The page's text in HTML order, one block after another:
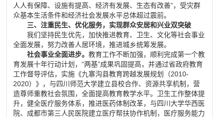
人人有保障、设施有提高、经济有发展、生态有改善”，受灾群
众基本生活条件和经济社会发展水平总体超过震前。
三、注重民生、优化服务，实现群众安居和兴业双突破
我们坚持民生优先，加快推进教育、卫生、文化等社会事业
全面发展，努力改善人居环境，推进城乡统筹发展。
社会事业全面进步。教育工作不断加强，顺利完成第一个教
育发展十年行动计划，“两基”成果巩固提高，并通过省政府教育
工作督导评估，实施《九寨沟县教育跨越发展规划（2010-
2020）》，与四川师范大学建立县校合作、资源共享机制，营
造尊师重教社会氛围，全面提高教育教学水平。卫生工作整体提
升，健全医疗服务体系，推进医药体制改革，与四川大学华西医
院、成都市第三人民医院建立医疗帮扶协作机制，医疗服务能力